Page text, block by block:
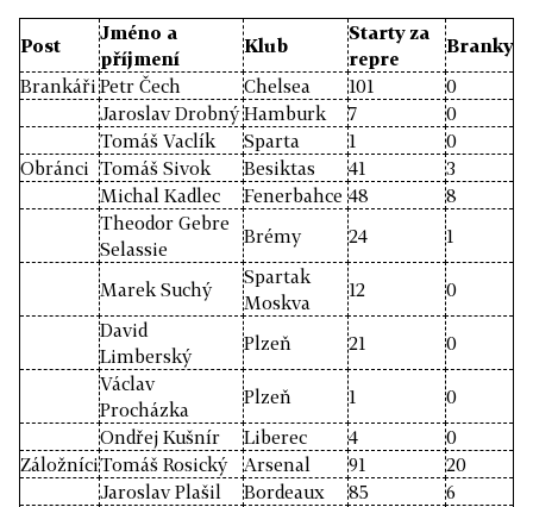
Post
Jméno a
příjmení
Klub
Starty za
repre
Branky
Brankáři Petr Čech Chelsea 101
0
Jaroslav Drobný Hamburk 7
0
Tomáš Vaclík
Sparta 1
0
Obránci Tomáš Sivok Besiktas 41
3
Michal Kadlec
Fenerbahce 48
8
Theodor Gebre
Selassie
Brémy 24 1
Marek Suchý
Spartak
Moskva
12
0
David
Limberský
Plzeň 21
0
Václav
Procházka
Plzeň 1
0
Ondřej Kušnír
Liberec 4
0
ZáložníciTomáš Rosický Arsenal 91
20
Jaroslav Plašil
Bordeaux 85
6